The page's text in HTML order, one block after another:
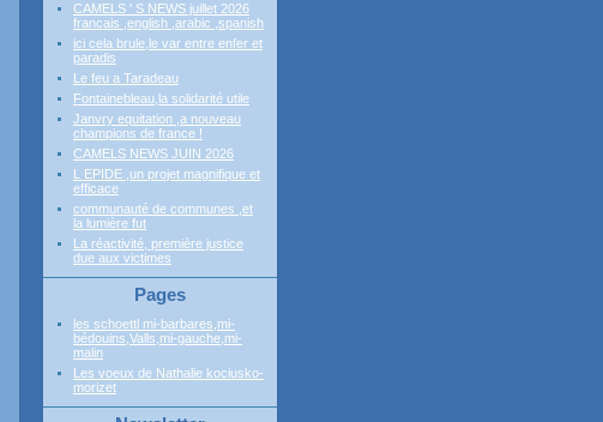
CAMELS ' S NEWS juillet 2026
francais ,english ,arabic ,spanish
ici cela brule,le var entre enfer et
paradis
Le feu a Taradeau
Fontainebleau,la solidarité utile
Janvry equitation ,a nouveau
champions de france !
CAMELS NEWS JUIN 2026
L EPIDE ,un projet magnifique et
efficace
communauté de communes ,et
la lumière fut
La réactivité, première justice
due aux victimes
Pages
les schoettl mi-barbares,mi-
bédouins,Valls,mi-gauche,mi-
malin
Les voeux de Nathalie kociusko-
morizet